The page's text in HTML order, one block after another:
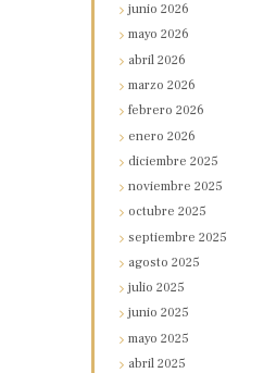
junio2026
mayo2026
abril2026
marzo2026
febrero2026
enero2026
diciembre2025
noviembre2025
octubre2025
septiembre2025
agosto2025
julio2025
junio2025
mayo2025
abril2025